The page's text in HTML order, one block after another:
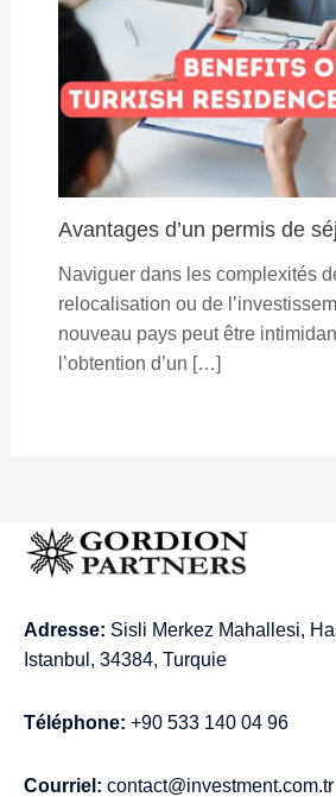
Avantages d’un permis de
Naviguer dans les complexités
relocalisation ou de
nouveau pays peut être
l’obtention d’un […]
Adresse: Sisli Merkez Mahallesi,
Istanbul, 34384, Turquie
Téléphone: +90 533 140 04 96
Courriel: contact@investment.com.tr